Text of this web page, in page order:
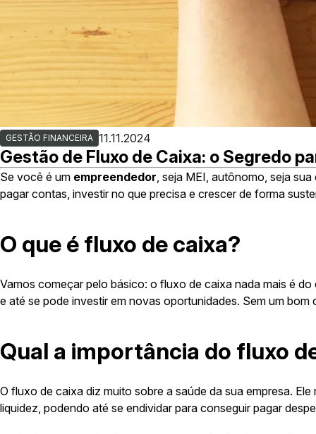
GESTÃO FINANCEIRA 11.11.2024
Gestão de Fluxo de Caixa: o Segredo
Se você é um empreendedor, seja MEI, autônomo, seja
pagar contas, investir no que precisa e crescer de forma
O que é fluxo de caixa?
Vamos começar pelo básico: o fluxo de caixa nada mais é
e até se pode investir em novas oportunidades. Sem um
Qual a importância do fluxo
O fluxo de caixa diz muito sobre a saúde da sua empresa.
liquidez, podendo até se endividar para conseguir pagar